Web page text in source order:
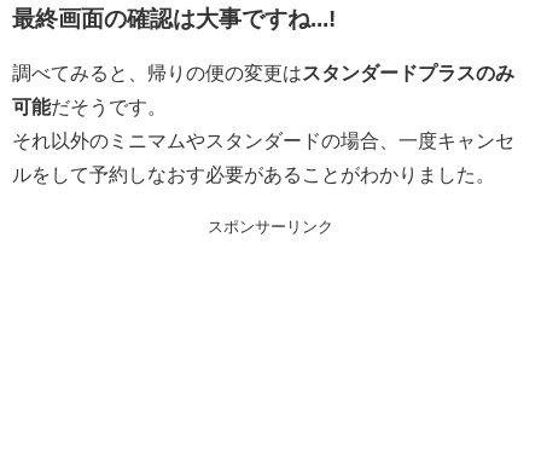
最終画面の確認は大事ですね...!
調べてみると、帰りの便の変更はスタンダードプラスのみ
可能だそうです。
それ以外のミニマムやスタンダードの場合、一度キャンセ
ルをして予約しなおす必要があることがわかりました。
スポンサーリンク